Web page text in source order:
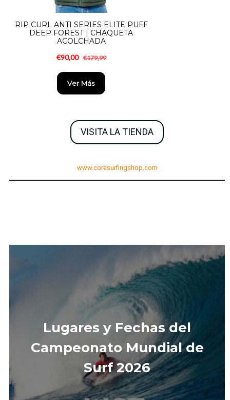
VISITA LA TIENDA
www.coresurfingshop.com
Lugares y Fechas del
Campeonato Mundial de
Surf 2026